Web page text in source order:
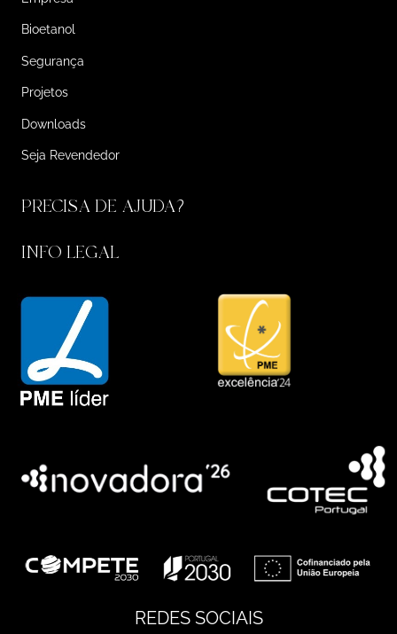
Bioetanol
Segurança
Projetos
Downloads
Seja Revendedor
PRECISA DE AJUDA?
INFO LEGAL
REDES SOCIAIS